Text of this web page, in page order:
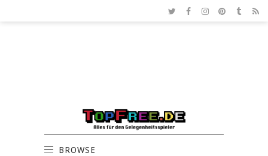
BROWSE